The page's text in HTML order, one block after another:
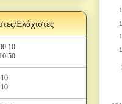
Ελάχιστες